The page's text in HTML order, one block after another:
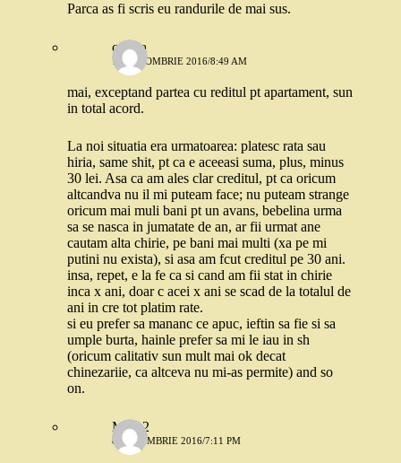
Parca as fi scris eu randurile de mai sus.
corina
10 OCTOMBRIE 2016/8:49 AM
mai, exceptand partea cu reditul pt apartament, sun
in total acord.
La noi situatia era urmatoarea: platesc rata sau
hiria, same shit, pt ca e aceeasi suma, plus, minus
30 lei. Asa ca am ales clar creditul, pt ca oricum
altcandva nu il mi puteam face; nu puteam strange
oricum mai muli bani pt un avans, bebelina urma
sa se nasca in jumatate de an, ar fii urmat ane
cautam alta chirie, pe bani mai multi (xa pe mi
putini nu exista), si asa am fcut creditul pe 30 ani.
insa, repet, e la fe ca si cand am fii stat in chirie
inca x ani, doar c acei x ani se scad de la totalul de
ani in cre tot platim rate.
si eu prefer sa mananc ce apuc, ieftin sa fie si sa
umple burta, hainle prefer sa mi le iau in sh
(oricum calitativ sun mult mai ok decat
chinezariie, ca altceva nu mi-as permite) and so
on.
Mira 2
8 OCTOMBRIE 2016/7:11 PM